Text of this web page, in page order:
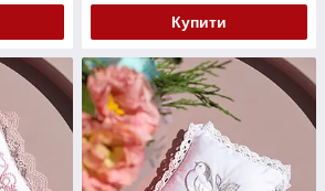
Купити